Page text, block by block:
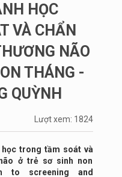
HỌC
VÀ CHẨN
NÃO
THÁNG -
QUỲNH
Lượt xem: 1824
trong tầm soát và
ở trẻ sơ sinh non
to screening and